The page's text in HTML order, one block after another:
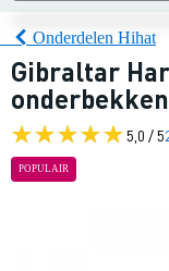
Onderdelen Hihat
Gibraltar
5,0 / 5
POPULAIR